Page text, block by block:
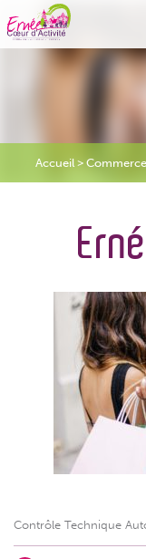
Accueil>
Contrôle Technique